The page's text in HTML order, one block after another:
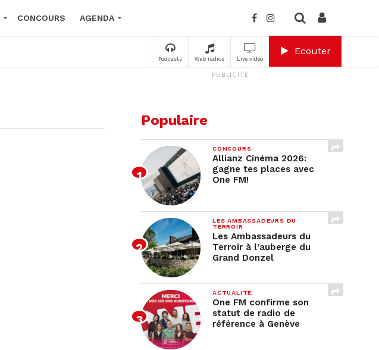
CONCOURS AGENDA
Podcasts Web radios Live vidéo
Ecouter
PUBLICITÉ
Populaire
CONCOURS
Allianz Cinéma 2026:
gagne tes places avec
One FM!
LES AMBASSADEURS DU
TERROIR
Les Ambassadeurs du
Terroir à l’auberge du
Grand Donzel
ACTUALITÉ
One FM confirme son
statut de radio de
référence à Genève